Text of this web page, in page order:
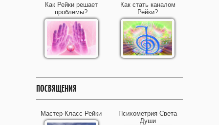
Как Рейки решает
проблемы?
Как стать каналом
Рейки?
ПОСВЯЩЕНИЯ
Мастер-Класс Рейки
Психометрия Света
Души